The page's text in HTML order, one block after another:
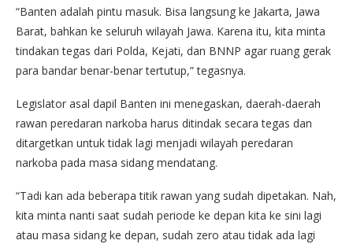
“Banten adalah pintu masuk. Bisa langsung ke Jakarta, Jawa
Barat, bahkan ke seluruh wilayah Jawa. Karena itu, kita minta
tindakan tegas dari Polda, Kejati, dan BNNP agar ruang gerak
para bandar benar-benar tertutup,” tegasnya.
Legislator asal dapil Banten ini menegaskan, daerah-daerah
rawan peredaran narkoba harus ditindak secara tegas dan
ditargetkan untuk tidak lagi menjadi wilayah peredaran
narkoba pada masa sidang mendatang.
“Tadi kan ada beberapa titik rawan yang sudah dipetakan. Nah,
kita minta nanti saat sudah periode ke depan kita ke sini lagi
atau masa sidang ke depan, sudah zero atau tidak ada lagi